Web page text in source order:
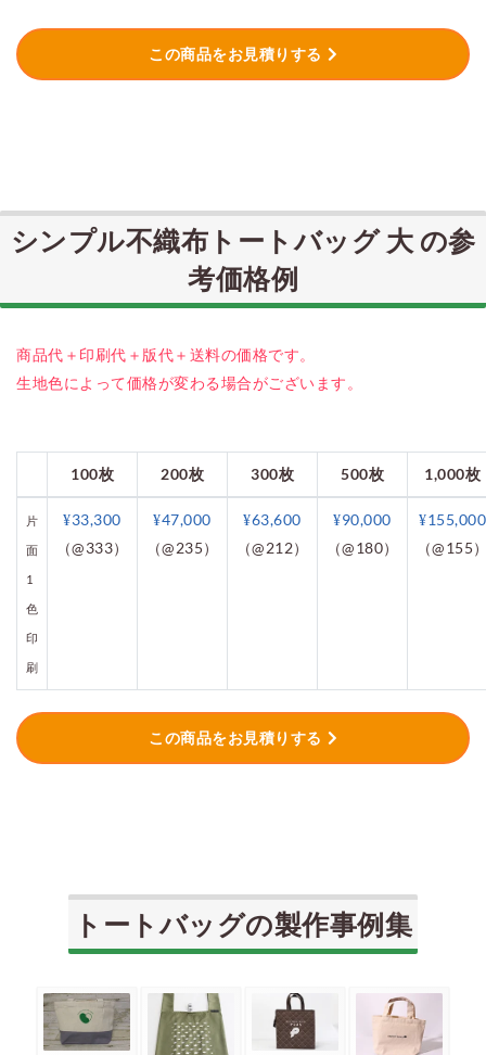
この商品をお見積りする
シンプル不織布トートバッグ 大 の参
考価格例
商品代＋印刷代＋版代＋送料の価格です。
生地色によって価格が変わる場合がございます。
100枚 200枚 300枚 500枚 1,000枚
片
面
1
色
印
刷
¥33,300
（@333）
¥47,000
（@235）
¥63,600
（@212）
¥90,000
（@180）
¥155,000
（@155
この商品をお見積りする
トートバッグの製作事例集